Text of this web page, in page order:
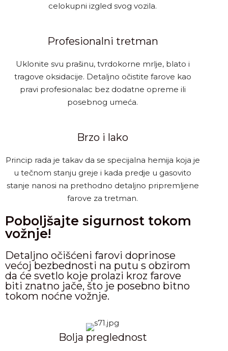
celokupni izgled svog vozila.
Profesionalni tretman
Uklonite svu prašinu, tvrdokorne mrlje, blato i
tragove oksidacije. Detaljno očistite farove kao
pravi profesionalac bez dodatne opreme ili
posebnog umeća.
Brzo i lako
Princip rada je takav da se specijalna hemija koja je
u tečnom stanju greje i kada predje u gasovito
stanje nanosi na prethodno detaljno pripremljene
farove za tretman.
Poboljšajte sigurnost tokom
vožnje!
Detaljno očišćeni farovi doprinose
većoj bezbednosti na putu s obzirom
da će svetlo koje prolazi kroz farove
biti znatno jače, što je posebno bitno
tokom noćne vožnje.
Bolja preglednost